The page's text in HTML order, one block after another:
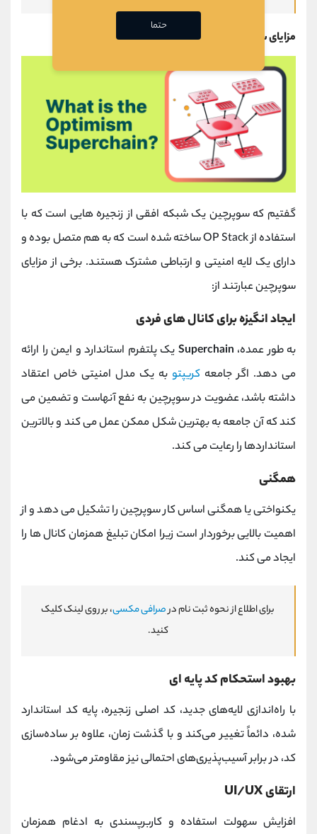
مزایای سوپرچین
گفتیم که سوپرچین یک شبکه افقی از زنجیره هایی است که با
استفاده از OP Stack ساخته شده است که به هم متصل بوده و
دارای یک لایه امنیتی و ارتباطی مشترک هستند. برخی از مزایای
سوپرچین عبارتند از:
ایجاد انگیزه برای کانال های فردی
به طور عمده، Superchain یک پلتفرم استاندارد و ایمن را ارائه
می دهد. اگر جامعه کریپتو به یک مدل امنیتی خاص اعتقاد
داشته باشد، عضویت در سوپرچین به نفع آنهاست و تضمین می
کند که آن جامعه به بهترین شکل ممکن عمل می کند و بالاترین
استانداردها را رعایت می کند.
همگنی
یکنواختی یا همگنی اساس کار سوپرچین را تشکیل می دهد و از
اهمیت بالایی برخوردار است زیرا امکان تبلیغ همزمان کانال ها را
ایجاد می کند.
برای اطلاع از نحوه ثبت نام درصرافی مکسی، بر روی لینک کلیک
کنید.
بهبود استحکام کد پایه ای
با راه‌اندازی لایه‌های جدید، کد اصلی زنجیره، پایه کد استاندارد
شده، دائماً تغییر می‌کند و با گذشت زمان، علاوه بر ساده‌سازی
کد، در برابر آسیب‌پذیری‌های احتمالی نیز مقاومتر می‌شود.
ارتقای UI/UX
افزایش سهولت استفاده و کاربرپسندی به ادغام همزمان
حتما